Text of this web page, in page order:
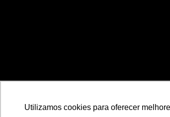
Utilizamos cookies para oferecer